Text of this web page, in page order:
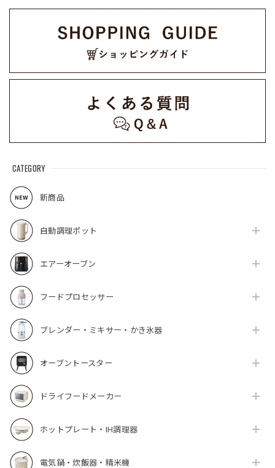
CATEGORY
新商品
自動調理ポット
エアーオーブン
フードプロセッサー
ブレンダー・ミキサー・かき氷器
オーブントースター
ドライフードメーカー
ホットプレート・IH調理器
電気鍋・炊飯器・精米機